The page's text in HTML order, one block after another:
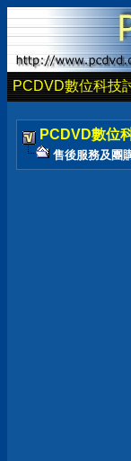
PCDVD數位科技
PCDVD數位
售後服務及團